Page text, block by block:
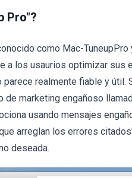
Pro"?
como Mac-
a los usaurios optimizar sus
parece realmente fiable y
de marketing engañoso
usando mensajes
arreglan los errores
deseada.